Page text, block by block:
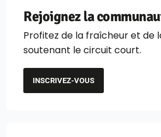
Rejoignez la
Profitez de la fraîcheur et de
soutenant le circuit court.
INSCRIVEZ-VOUS